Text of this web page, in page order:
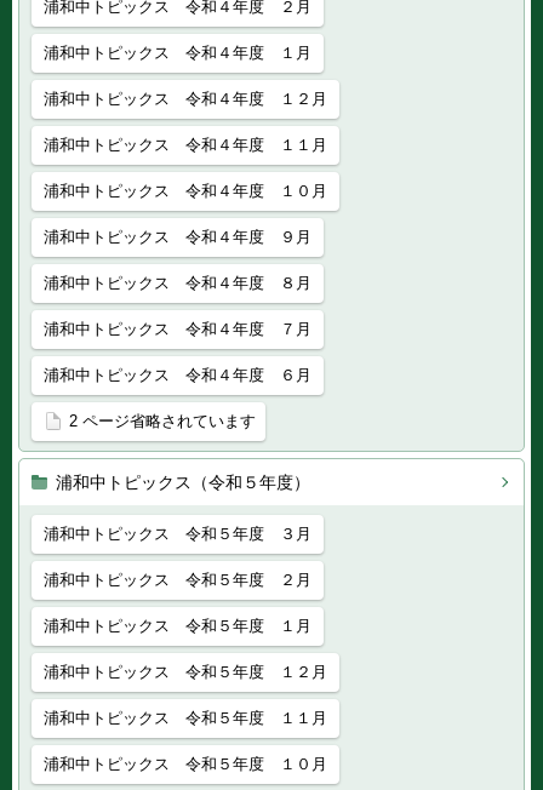
浦和中トピックス 令和４年度 ２月
浦和中トピックス 令和４年度 １月
浦和中トピックス 令和４年度 １２月
浦和中トピックス 令和４年度 １１月
浦和中トピックス 令和４年度 １０月
浦和中トピックス 令和４年度 ９月
浦和中トピックス 令和４年度 ８月
浦和中トピックス 令和４年度 ７月
浦和中トピックス 令和４年度 ６月
2 ページ省略されています
浦和中トピックス（令和５年度）
浦和中トピックス 令和５年度 ３月
浦和中トピックス 令和５年度 ２月
浦和中トピックス 令和５年度 １月
浦和中トピックス 令和５年度 １２月
浦和中トピックス 令和５年度 １１月
浦和中トピックス 令和５年度 １０月